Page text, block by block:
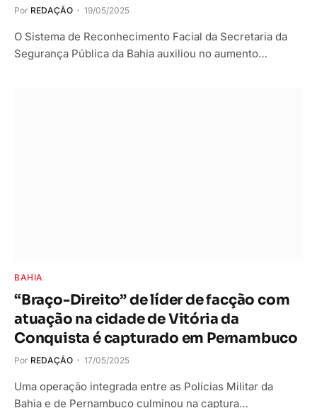
Por REDAÇÃO 19/05/2025
O Sistema de Reconhecimento Facial da Secretaria da
Segurança Pública da Bahia auxiliou no aumento…
BAHIA
“Braço-Direito” de líder de facção com
atuação na cidade de Vitória da
Conquista é capturado em Pernambuco
Por REDAÇÃO 17/05/2025
Uma operação integrada entre as Polícias Militar da
Bahia e de Pernambuco culminou na captura…